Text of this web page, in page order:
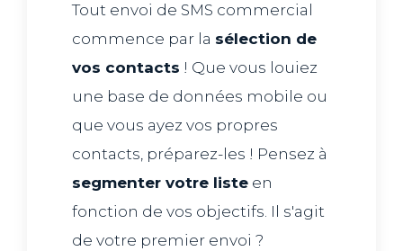
Tout envoi de SMS commercial
commence par la sélection de
vos contacts ! Que vous louiez
une base de données mobile ou
que vous ayez vos propres
contacts, préparez-les ! Pensez à
segmenter votre liste en
fonction de vos objectifs. Il s'agit
de votre premier envoi ?